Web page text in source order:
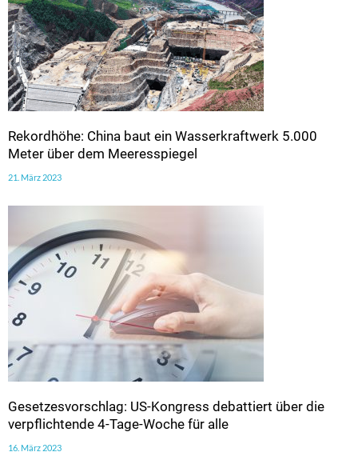
Rekordhöhe: China baut ein Wasserkraftwerk 5.000
Meter über dem Meeresspiegel
21. März 2023
Gesetzesvorschlag: US-Kongress debattiert über die
verpflichtende 4-Tage-Woche für alle
16. März 2023